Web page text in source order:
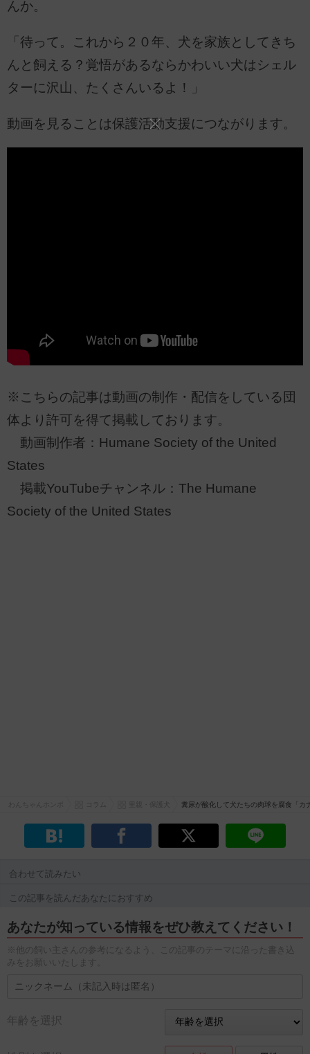
んか。
「待って。これから２０年、犬を家族としてきち
んと飼える？覚悟があるならかわいい犬はシェル
ターに沢山、たくさんいるよ！」
動画を見ることは保護活動支援につながります。
※こちらの記事は動画の制作・配信をしている団
体より許可を得て掲載しております。
動画制作者：Humane Society of the United
States
掲載YouTubeチャンネル：The Humane
Society of the United States
里親・保護犬 糞尿が酸化して犬たちの肉球を腐食「カ
合わせて読みたい
この記事を読んだあなたにおすすめ
あなたが知っている情報をぜひ教えてください！
※他の飼い主さんの参考になるよう、この記事のテーマに沿った書き込
みをお願いいたします。
年齢を選択